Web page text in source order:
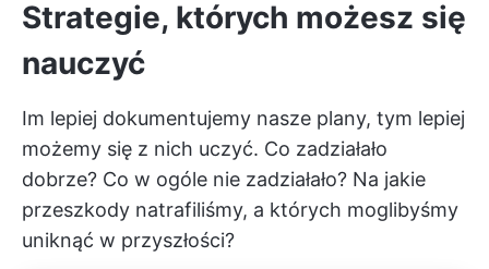
Strategie, których możesz się
nauczyć
Im lepiej dokumentujemy nasze plany, tym lepiej
możemy się z nich uczyć. Co zadziałało
dobrze? Co w ogóle nie zadziałało? Na jakie
przeszkody natrafiliśmy, a których moglibyśmy
uniknąć w przyszłości?